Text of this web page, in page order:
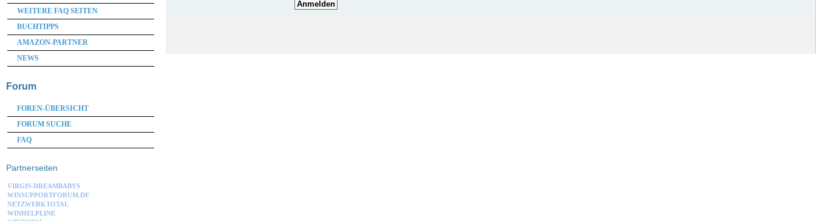
WEITERE FAQ SEITEN
BUCHTIPPS
AMAZON-PARTNER
NEWS
Forum
FOREN-ÜBERSICHT
FORUM SUCHE
FAQ
Partnerseiten
VIRGIS-DREAMBABYS
WINSUPPORTFORUM.DE
NETZWERKTOTAL
WINHELPLINE